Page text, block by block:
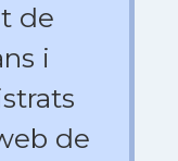
de
i
de